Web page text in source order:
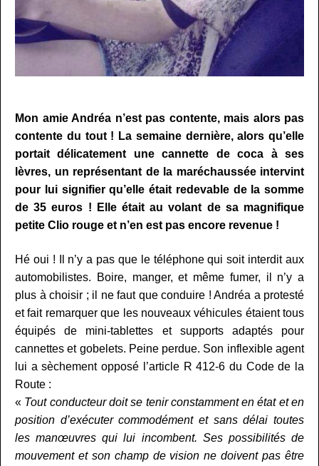
Mon amie Andréa n’est pas contente, mais alors pas
contente du tout ! La semaine dernière, alors qu’elle
portait délicatement une cannette de coca à ses
lèvres, un représentant de la maréchaussée intervint
pour lui signifier qu’elle était redevable de la somme
de 35 euros ! Elle était au volant de sa magnifique
petite Clio rouge et n’en est pas encore revenue !
Hé oui ! Il n’y a pas que le téléphone qui soit interdit aux
automobilistes. Boire, manger, et même fumer, il n’y a
plus à choisir ; il ne faut que conduire ! Andréa a protesté
et fait remarquer que les nouveaux véhicules étaient tous
équipés de mini-tablettes et supports adaptés pour
cannettes et gobelets. Peine perdue. Son inflexible agent
lui a sèchement opposé l’article R 412-6 du Code de la
Route :
« Tout conducteur doit se tenir constamment en état et en
position d’exécuter commodément et sans délai toutes
les manœuvres qui lui incombent. Ses possibilités de
mouvement et son champ de vision ne doivent pas être